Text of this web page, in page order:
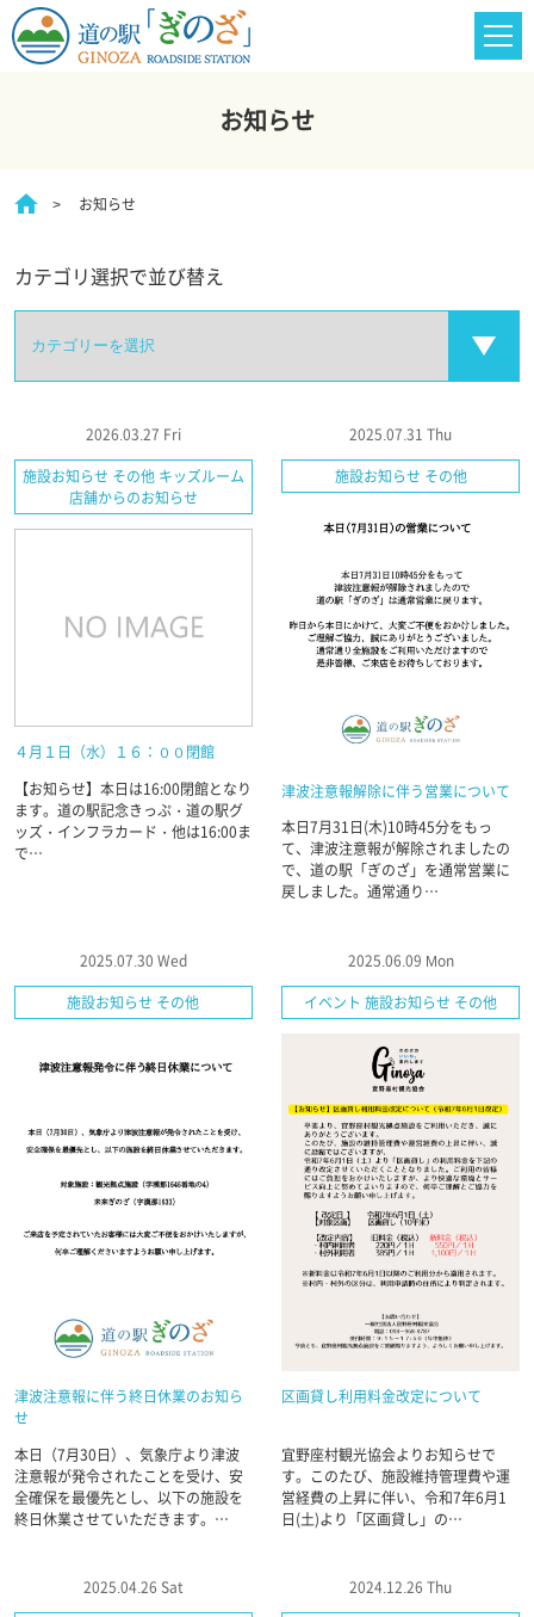
お知らせ
お知らせ
カテゴリ選択で並び替え
2026.03.27 Fri
施設お知らせ その他 キッズルーム
店舗からのお知らせ
４月１日（水）１６：００閉館
【お知らせ】本日は16:00閉館となり
ます。道の駅記念きっぷ・道の駅グ
ッズ・インフラカード・他は16:00ま
で…
2025.07.31 Thu
施設お知らせ その他
津波注意報解除に伴う営業について
本日7月31日(木)10時45分をもっ
て、津波注意報が解除されましたの
で、道の駅「ぎのざ」を通常営業に
戻しました。通常通り…
2025.07.30 Wed
施設お知らせ その他
津波注意報に伴う終日休業のお知ら
せ
本日（7月30日）、気象庁より津波
注意報が発令されたことを受け、安
全確保を最優先とし、以下の施設を
終日休業させていただきます。…
2025.06.09 Mon
イベント 施設お知らせ その他
区画貸し利用料金改定について
宜野座村観光協会よりお知らせで
す。このたび、施設維持管理費や運
営経費の上昇に伴い、令和7年6月1
日(土)より「区画貸し」の…
2025.04.26 Sat
2024.12.26 Thu